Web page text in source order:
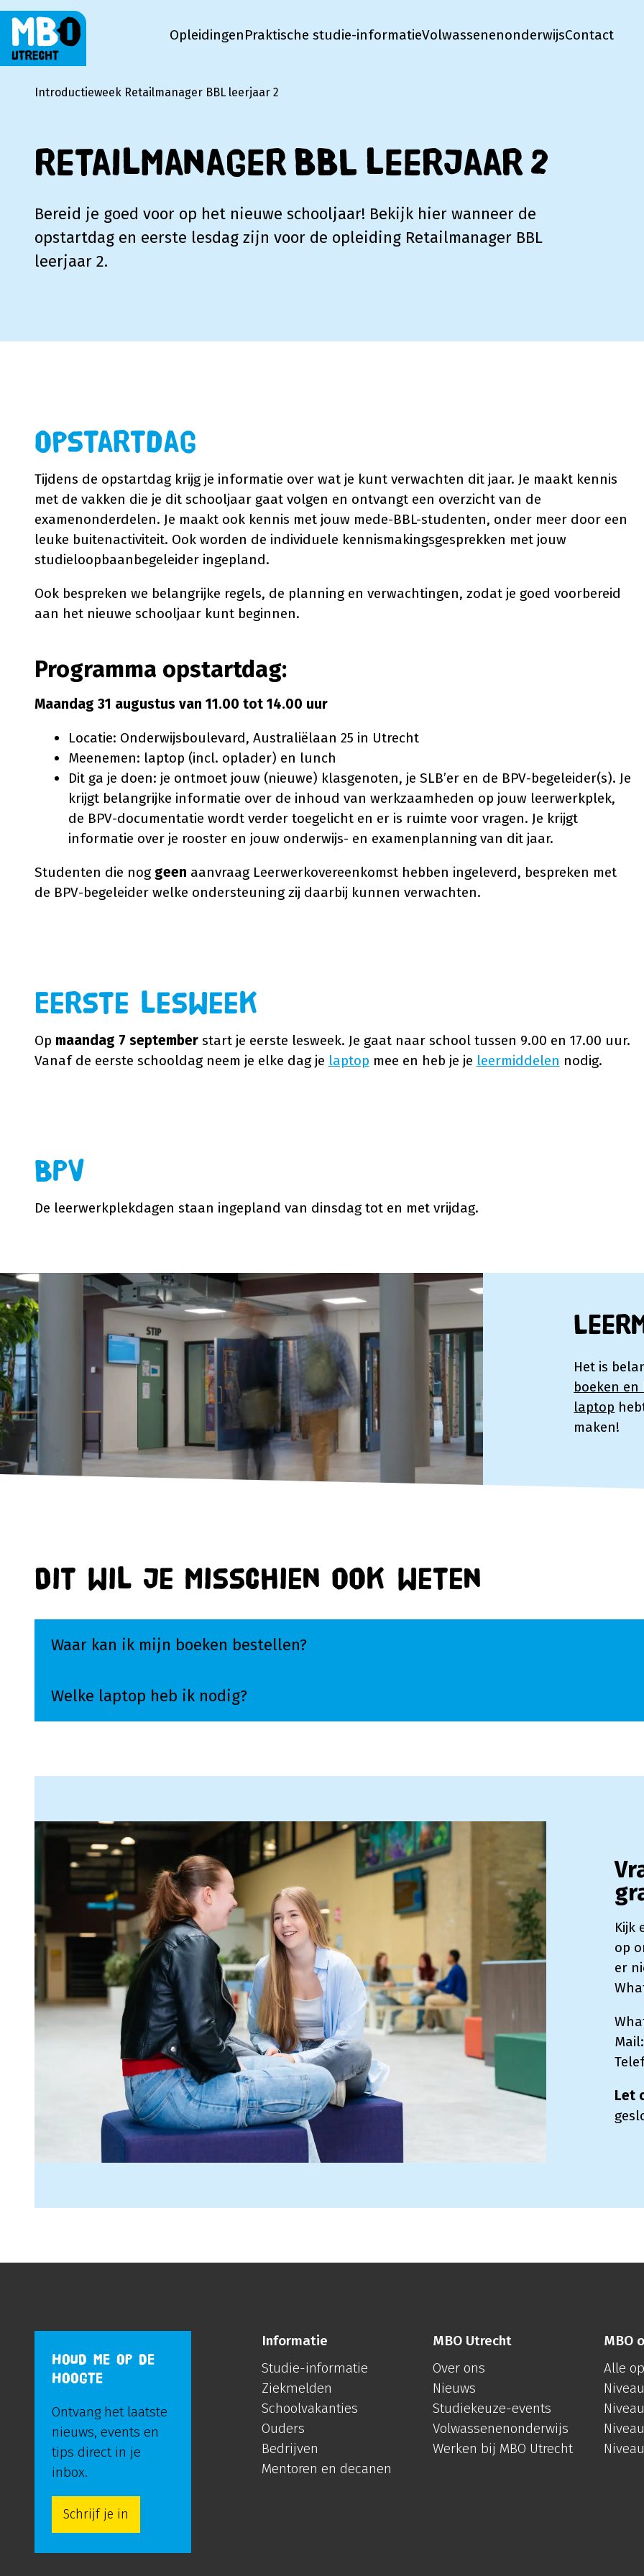
OpleidingenPraktische studie-informatieVolwassenenonderwijsContact
Introductieweek Retailmanager BBL leerjaar 2
Retailmanager BBL leerjaar 2
Bereid je goed voor op het nieuwe schooljaar! Bekijk hier wanneer de
opstartdag en eerste lesdag zijn voor de opleiding Retailmanager BBL
leerjaar 2.
Opstartdag
Tijdens de opstartdag krijg je informatie over wat je kunt verwachten dit jaar. Je maakt kennis
met de vakken die je dit schooljaar gaat volgen en ontvangt een overzicht van de
examenonderdelen. Je maakt ook kennis met jouw mede-BBL-studenten, onder meer door een
leuke buitenactiviteit. Ook worden de individuele kennismakingsgesprekken met jouw
studieloopbaanbegeleider ingepland.
Ook bespreken we belangrijke regels, de planning en verwachtingen, zodat je goed voorbereid
aan het nieuwe schooljaar kunt beginnen.
Programma opstartdag:
Maandag 31 augustus van 11.00 tot 14.00 uur
Locatie: Onderwijsboulevard, Australiëlaan 25 in Utrecht
Meenemen: laptop (incl. oplader) en lunch
Dit ga je doen: je ontmoet jouw (nieuwe) klasgenoten, je SLB’er en de BPV-begeleider(s). Je
krijgt belangrijke informatie over de inhoud van werkzaamheden op jouw leerwerkplek,
de BPV-documentatie wordt verder toegelicht en er is ruimte voor vragen. Je krijgt
informatie over je rooster en jouw onderwijs- en examenplanning van dit jaar.
Studenten die nog geen aanvraag Leerwerkovereenkomst hebben ingeleverd, bespreken met
de BPV-begeleider welke ondersteuning zij daarbij kunnen verwachten.
Eerste lesweek
Op maandag 7 septemberstart je eerste lesweek. Je gaat naar school tussen 9.00 en 17.00 uur.
Vanaf de eerste schooldag neem je elke dag je laptop mee en heb je je leermiddelen nodig.
BPV
De leerwerkplekdagen staan ingepland van dinsdag tot en met vrijdag.
Het is
boeken
laptop
maken!
Dit wil je misschien ook weten
Waar kan ik mijn boeken bestellen?
Welke laptop heb ik nodig?
Kijk
op
er
Mail:
Let
HOUD ME OP DE
HOOGTE
Ontvang het laatste
nieuws, events en
tips direct in je
inbox.
Schrijf je in
Informatie
Studie-informatie
Ziekmelden
Schoolvakanties
Ouders
Bedrijven
Mentoren en decanen
MBO Utrecht
Over ons
Nieuws
Studiekeuze-events
Volwassenenonderwijs
Werken bij MBO Utrecht
MBO
Alle